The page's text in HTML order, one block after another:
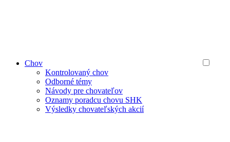
Chov
Kontrolovaný chov
Odborné témy
Návody pre chovateľov
Oznamy poradcu chovu SHK
Výsledky chovateľských akcií